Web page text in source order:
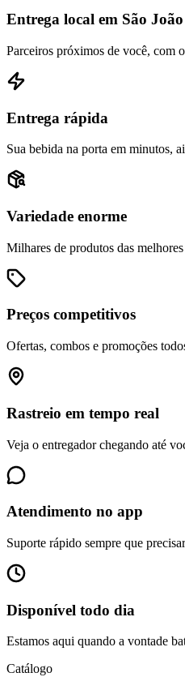
Entrega local em São
Parceiros próximos de você, com
Entrega rápida
Sua bebida na porta em minutos,
Variedade enorme
Milhares de produtos das melhores
Preços competitivos
Ofertas, combos e promoções
Rastreio em tempo real
Veja o entregador chegando até
Atendimento no app
Suporte rápido sempre que
Disponível todo dia
Estamos aqui quando a vontade
Catálogo